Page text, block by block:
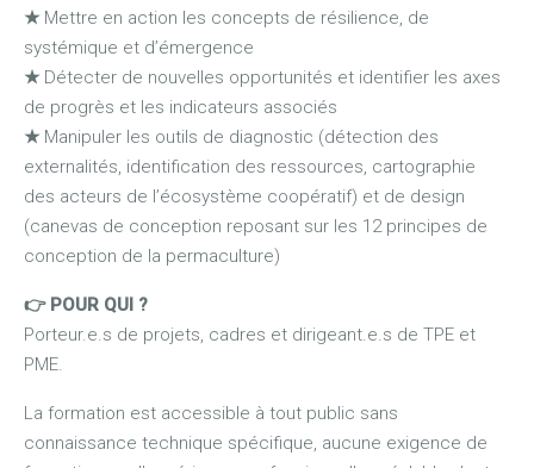
★ Mettre en action les concepts de résilience, de
systémique et d’émergence
★ Détecter de nouvelles opportunités et identifier les axes
de progrès et les indicateurs associés
★ Manipuler les outils de diagnostic (détection des
externalités, identification des ressources, cartographie
des acteurs de l’écosystème coopératif) et de design
(canevas de conception reposant sur les 12 principes de
conception de la permaculture)
👉 POUR QUI ?
Porteur.e.s de projets, cadres et dirigeant.e.s de TPE et
PME.
La formation est accessible à tout public sans
connaissance technique spécifique, aucune exigence de